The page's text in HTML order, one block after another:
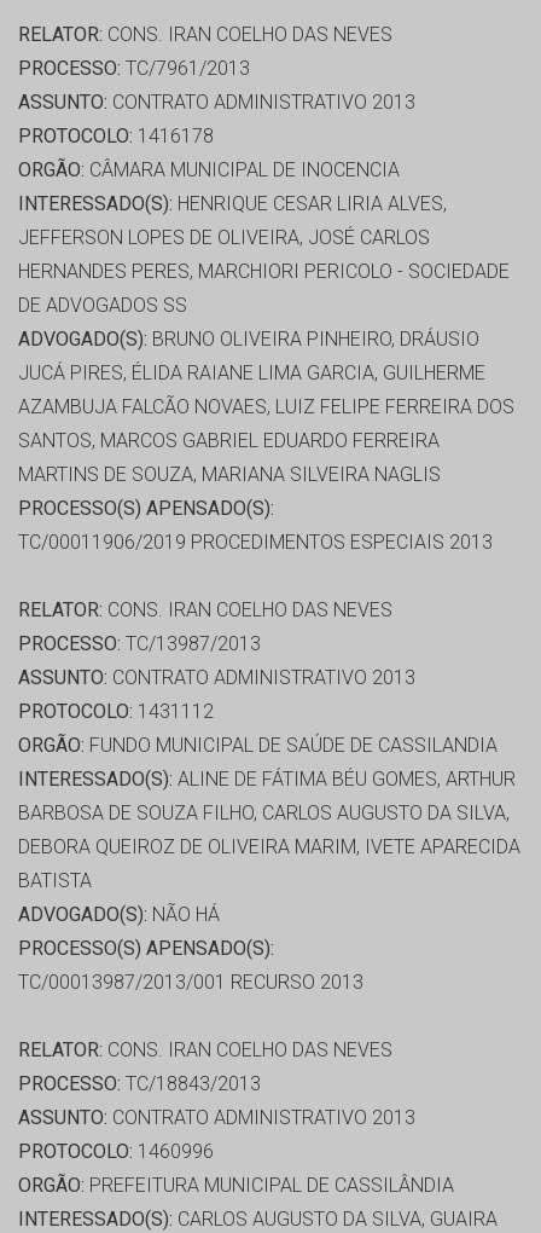
RELATOR: CONS. IRAN COELHO DAS NEVES
PROCESSO: TC/7961/2013
ASSUNTO: CONTRATO ADMINISTRATIVO 2013
PROTOCOLO: 1416178
ORGÃO: CÂMARA MUNICIPAL DE INOCENCIA
INTERESSADO(S): HENRIQUE CESAR LIRIA ALVES,
JEFFERSON LOPES DE OLIVEIRA, JOSÉ CARLOS
HERNANDES PERES, MARCHIORI PERICOLO - SOCIEDADE
DE ADVOGADOS SS
ADVOGADO(S): BRUNO OLIVEIRA PINHEIRO, DRÁUSIO
JUCÁ PIRES, ÉLIDA RAIANE LIMA GARCIA, GUILHERME
AZAMBUJA FALCÃO NOVAES, LUIZ FELIPE FERREIRA DOS
SANTOS, MARCOS GABRIEL EDUARDO FERREIRA
MARTINS DE SOUZA, MARIANA SILVEIRA NAGLIS
PROCESSO(S) APENSADO(S):
TC/00011906/2019 PROCEDIMENTOS ESPECIAIS 2013
RELATOR: CONS. IRAN COELHO DAS NEVES
PROCESSO: TC/13987/2013
ASSUNTO: CONTRATO ADMINISTRATIVO 2013
PROTOCOLO: 1431112
ORGÃO: FUNDO MUNICIPAL DE SAÚDE DE CASSILANDIA
INTERESSADO(S): ALINE DE FÁTIMA BÉU GOMES, ARTHUR
BARBOSA DE SOUZA FILHO, CARLOS AUGUSTO DA SILVA,
DEBORA QUEIROZ DE OLIVEIRA MARIM, IVETE APARECIDA
BATISTA
ADVOGADO(S): NÃO HÁ
PROCESSO(S) APENSADO(S):
TC/00013987/2013/001 RECURSO 2013
RELATOR: CONS. IRAN COELHO DAS NEVES
PROCESSO: TC/18843/2013
ASSUNTO: CONTRATO ADMINISTRATIVO 2013
PROTOCOLO: 1460996
ORGÃO: PREFEITURA MUNICIPAL DE CASSILÂNDIA
INTERESSADO(S): CARLOS AUGUSTO DA SILVA, GUAIRA